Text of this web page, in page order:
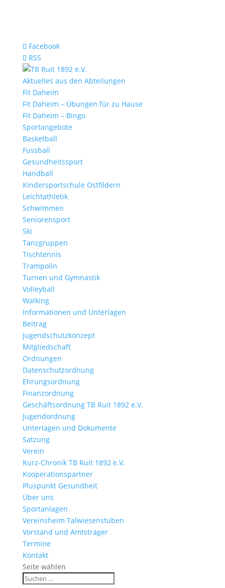
Facebook
RSS
Aktuelles aus den Abteilungen
Fit Daheim
Fit Daheim – Übungen für zu Hause
Fit Daheim – Bingo
Sportangebote
Basketball
Fussball
Gesundheitssport
Handball
Kindersportschule Ostfildern
Leichtathletik
Schwimmen
Seniorensport
Ski
Tanzgruppen
Tischtennis
Trampolin
Turnen und Gymnastik
Volleyball
Walking
Informationen und Unterlagen
Beitrag
Jugendschutzkonzept
Mitgliedschaft
Ordnungen
Datenschutzordnung
Ehrungsordnung
Finanzordnung
Geschäftsordnung TB Ruit 1892 e.V.
Jugendordnung
Unterlagen und Dokumente
Satzung
Verein
Kurz-Chronik TB Ruit 1892 e.V.
Kooperationspartner
Pluspunkt Gesundheit
Über uns
Sportanlagen
Vereinsheim Talwiesenstuben
Vorstand und Amtsträger
Termine
Kontakt
Seite wählen